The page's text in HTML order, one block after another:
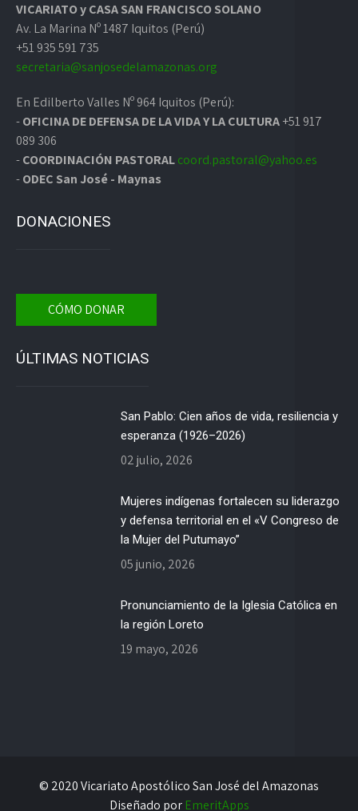
VICARIATO y CASA SAN FRANCISCO SOLANO
Av. La Marina Nº 1487 Iquitos (Perú)
+51 935 591 735
secretaria@sanjosedelamazonas.org
En Edilberto Valles Nº 964 Iquitos (Perú):
-OFICINA DE DEFENSA DE LA VIDA Y LA CULTURA+51 917
089 306
-COORDINACIÓN PASTORALcoord.pastoral@yahoo.es
-ODEC San José - Maynas
DONACIONES
CÓMO DONAR
ÚLTIMAS NOTICIAS
San Pablo: Cien años de vida, resiliencia y
esperanza (1926–2026)
02 julio, 2026
Mujeres indígenas fortalecen su liderazgo
y defensa territorial en el «V Congreso de
la Mujer del Putumayo”
05 junio, 2026
Pronunciamiento de la Iglesia Católica en
la región Loreto
19 mayo, 2026
© 2020 Vicariato Apostólico San José del Amazonas
Diseñado por EmeritApps